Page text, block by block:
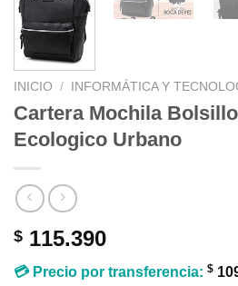
INICIO / INFORMÁTICA Y
Cartera Mochila
Ecologico Urbano
$ 115.390
💳 Precio por transferencia: $